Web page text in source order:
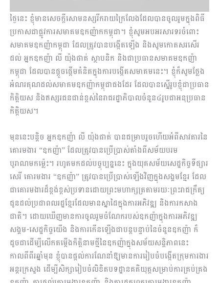
ថ្ងៃនេះ ខ្ញុំមានសេចក្តីសោមនស្សរីករាយក្រៃលែងដែលបានចូលរួមក្នុងពិធី
ប្រកាសជាផ្លូវការសមាគមឧកញ៉ាកកម្ពុជា។ ខ្ញុំសូមអបអរសារទរចំពោះ
សមាគមឧកញ៉ាកម្ពុជា ដែលត្រូវបានបង្កើតឡើង និងសូមកោតសរសើរ
ដល់ អ្នកឧកញ៉ា លី យ៉ុងផាត់ ស្ថាបនិក និងជាប្រធានសមាគមឧកញ៉ា
កម្ពុជា ដែលបានផ្ដួចផ្ដើមគំនិតក្នុងការបង្កើតសមាគមនេះ។ ខ្ញុំក៏សូមថ្លែង
អំណរគុណដល់សមាគម​ឧកញ៉ា​កម្ពុជាផងដែរ ដែលបានស្នើរូបខ្ញុំជាប្រធាន
កិត្តិយស និងឥស្សរជនជាន់ខ្ពស់នៃរាជរដ្ឋាភិបាលចំនួន៤រូបជាអនុប្រធាន
កិត្តិយស។
មុននេះបន្តិច អ្នកឧកញ៉ា លី យ៉ុងផាត់ បានជម្រាបរួចហើយអំពីសាវតារនៃ
គោរមងារ “ឧកញ៉ា” ដែល​​ត្រូវបានប្រើប្រាស់តាំងពីសម័យបរម
បូរាណមកម៉្លេះ។ រហូតមកដល់បច្ចុប្បន្ននេះ ក្នុងយុគសម័យសេដ្ឋកិច្ចទីផ្សារ
សេរី គោរមងារ “ឧកញ៉ា” ​ត្រូវបាន​ប្រើប្រាស់ឡើងវិញក្នុងសង្គមខ្មែរ ដែល
ជាគោរមងារដ៏ខ្ពង់ខ្ពស់ប្រទាន​ដោយព្រះមហាក្សត្រតាម​រយៈព្រះរាជក្រឹត្យ
ជូនដល់ប្រជាពលរដ្ឋខ្មែរដែលមានស្នាដៃក្នុងការអភិវឌ្ឍ និងការកសាង
ជាតិ។ ដោយឃើញមានការចូលរួមចំណែករបស់ឧកញ៉ាក្នុងការអភិវឌ្ឍ
សង្គម-សេដ្ឋកិច្ចយើង និងការកើនឡើង​ជាបន្តបន្ទាប់នៃចំនួនឧកញ៉ា ក៏
ដូចជាដើម្បីលើកតម្កើងកិត្តិនាមថ្មីនៃឧកញ៉ាក្នុងសម័យសន្តិភាពនេះ
កាលពី​​​ពីរឆ្នាំមុន​ ខ្ញុំបានផ្តល់ការណែនាំឱ្យមានការរៀបចំបង្កើតក្រុមការងារ
អន្តរក្រសួង ដើម្បីសិក្សារៀបចំលិខិតបទដ្ឋានគតិយុត្តសម្រាប់ការគ្រប់គ្រង